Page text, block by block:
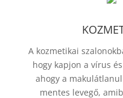
A kozmetikai
hogy kapjon a vírus
ahogy a
mentes levegő,